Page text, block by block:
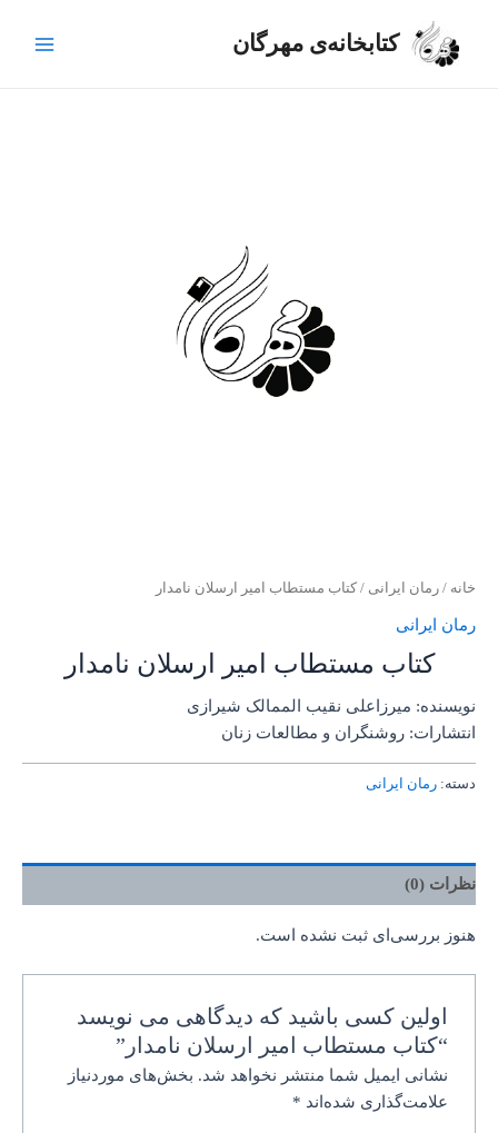
کتابخانه‌ی مهرگان
خانه / رمان ایرانی / کتاب مستطاب امیر ارسلان نامدار
رمان ایرانی
کتاب مستطاب امیر ارسلان نامدار
نویسنده: میرزاعلی نقیب الممالک شیرازی
انتشارات: روشنگران و مطالعات زنان
دسته: رمان ایرانی
نظرات (0)
هنوز بررسی‌ای ثبت نشده است.
اولین کسی باشید که دیدگاهی می نویسد
“کتاب مستطاب امیر ارسلان نامدار”
نشانی ایمیل شما منتشر نخواهد شد. بخش‌های موردنیاز
علامت‌گذاری شده‌اند *